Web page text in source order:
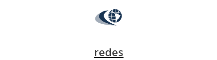
redes